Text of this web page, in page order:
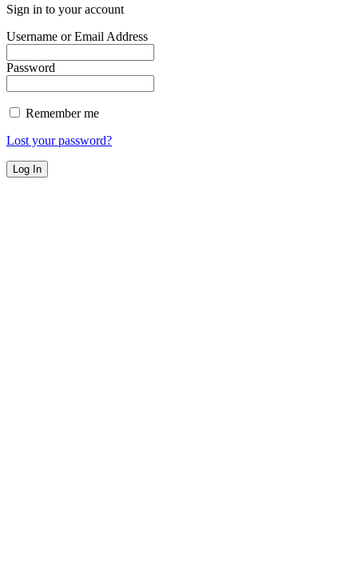
Sign in to your account
Username or Email Address
Password
Remember me
Lost your password?